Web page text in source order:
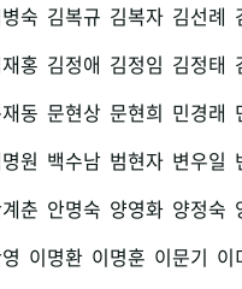
숙 김복규 김복자 김선례
홍 김정애 김정임 김정태
동 문현상 문현희 민경래
원 백수남 범현자 변우일
춘 안명숙 양영화 양정숙
이명환 이명훈 이문기 이